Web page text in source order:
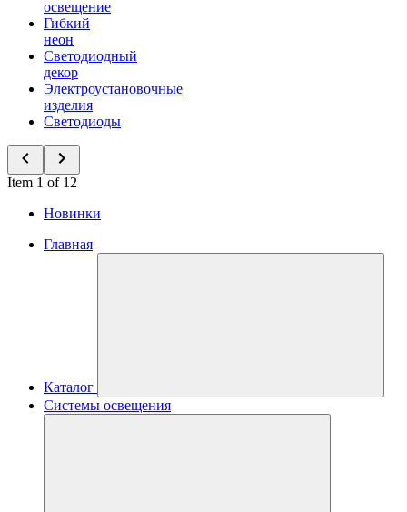
освещение
Гибкий
неон
Светодиодный
декор
Электроустановочные
изделия
Светодиоды
Item 1 of 12
Новинки
Главная
Каталог
Системы освещения